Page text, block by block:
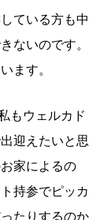
ている方も中
ないのです。
ます。
もウェルカド
迎えたいと思
家によるの
持参でピッカ
たりするのか